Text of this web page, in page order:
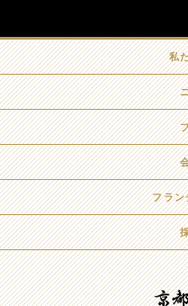
私
フラン